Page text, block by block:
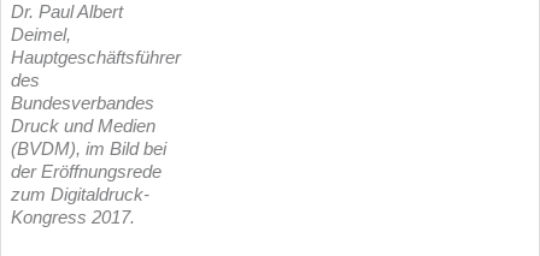
Dr. Paul Albert
Deimel,
Hauptgeschäftsführer
des
Bundesverbandes
Druck und Medien
(BVDM), im Bild bei
der Eröffnungsrede
zum Digitaldruck-
Kongress 2017.